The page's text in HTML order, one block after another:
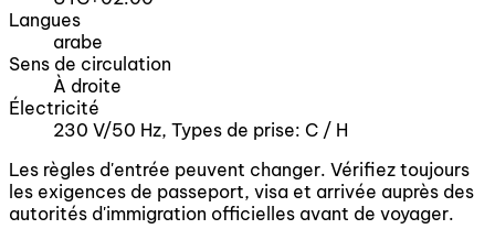
Langues
arabe
Sens de circulation
À droite
Électricité
230 V/50 Hz, Types de prise: C / H
Les règles d'entrée peuvent changer. Vérifiez toujours
les exigences de passeport, visa et arrivée auprès des
autorités d'immigration officielles avant de voyager.